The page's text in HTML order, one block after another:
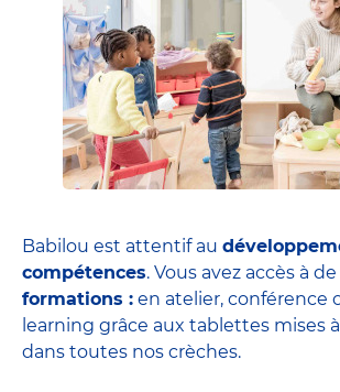
Babilou est attentif au
compétences. Vous avez accès à de
formations : en atelier, conférence
learning grâce aux tablettes mises
dans toutes nos crèches.